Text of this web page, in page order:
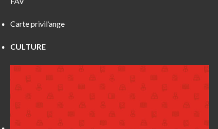
Carte privil’ange
CULTURE